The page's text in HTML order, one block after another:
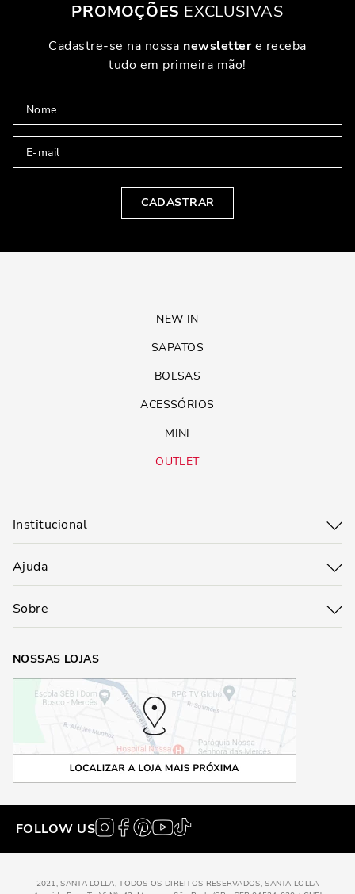
PROMOÇÕES EXCLUSIVAS
Cadastre-se na nossa newslettere receba
tudo em primeira mão!
CADASTRAR
NEW IN
SAPATOS
BOLSAS
ACESSÓRIOS
MINI
OUTLET
Institucional
Ajuda
Sobre
NOSSAS LOJAS
FOLLOW US
2021, SANTA LOLLA, TODOS OS DIREITOS RESERVADOS, SANTA LOLLA